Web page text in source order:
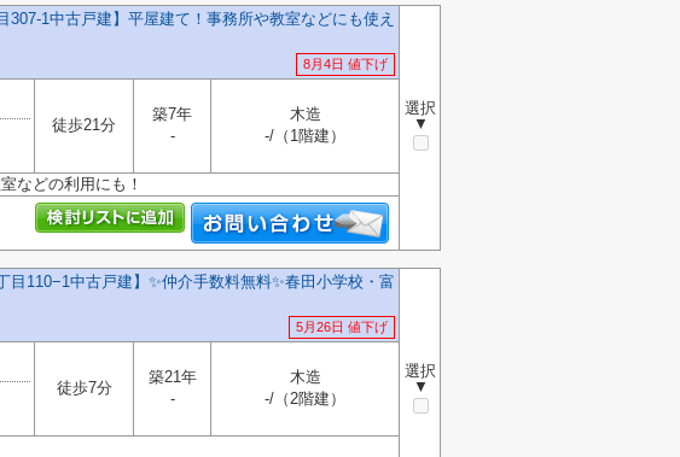
307-1中古戸建】平屋建て！事務所や教室などにも使え
8月4日 値下げ
選択
▼
徒歩21分
築7年
-
木造
-/（1階建）
などの利用にも！
目110−1中古戸建】✨️仲介手数料無料✨️春田小学校・富
5月26日 値下げ
選択
▼
徒歩7分
築21年
-
木造
-/（2階建）